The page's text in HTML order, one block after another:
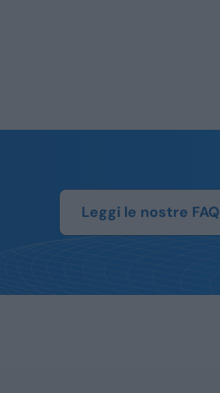
Leggi le nostre FAQ